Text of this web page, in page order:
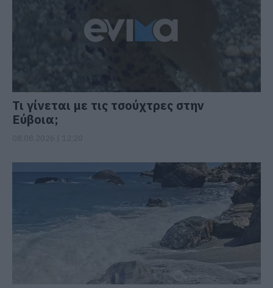
Τι γίνεται με τις τσούχτρες στην
Εύβοια;